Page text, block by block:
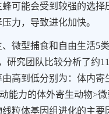
可能会受到较强的选择
力，导致进化加快。
微型捕食和自由生活5
研究团队比较分析了约
高到低分别为：体内寄
能力的体外寄生动物>微
粒体基因组进化的主要